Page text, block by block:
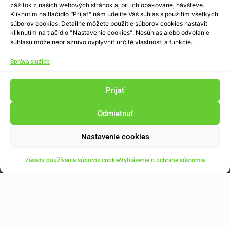
zážitok z našich webových stránok aj pri ich opakovanej návšteve.
Kliknutím na tlačidlo “Prijať” nám udelíte Váš súhlas s použitím všetkých
súborov cookies. Detailne môžete použitie súborov cookies nastaviť
kliknutím na tlačidlo "Nastavenie cookies". Nesúhlas alebo odvolanie
súhlasu môže nepriaznivo ovplyvniť určité vlastnosti a funkcie.
Správa služieb
Prijať
Odmietnuť
Nastavenie cookies
Zásady používania súborov cookieVyhlásenie o ochrane súkromia